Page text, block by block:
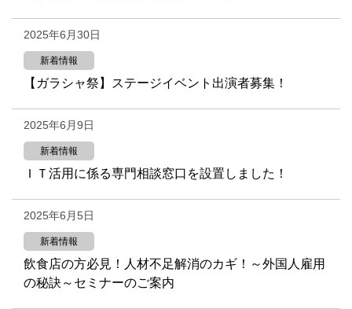
2025年6月30日
新着情報
【ガラシャ祭】ステージイベント出演者募集！
2025年6月9日
新着情報
ＩＴ活用に係る専門相談窓口を設置しました！
2025年6月5日
新着情報
飲食店の方必見！人材不足解消のカギ！～外国人雇用
の秘訣～セミナーのご案内